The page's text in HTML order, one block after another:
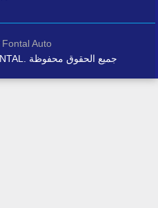
Fontal Auto
حقوق التأليف والنشر © FONTAL. جميع الحقوق محفوظة